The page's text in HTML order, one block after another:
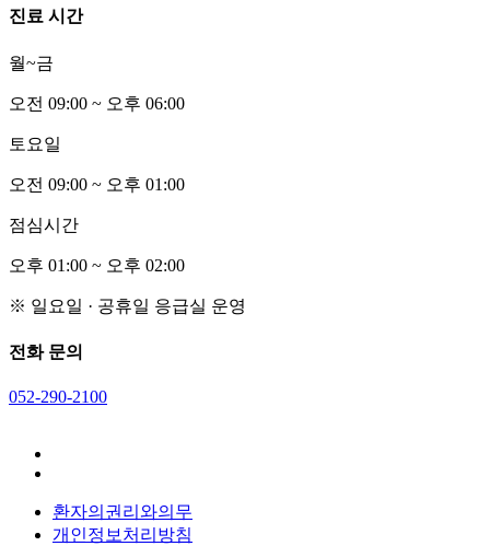
진료 시간
월~금
오전 09:00 ~ 오후 06:00
토요일
오전 09:00 ~ 오후 01:00
점심시간
오후 01:00 ~ 오후 02:00
※ 일요일 · 공휴일 응급실 운영
전화 문의
052-290-2100
환자의권리와의무
개인정보처리방침